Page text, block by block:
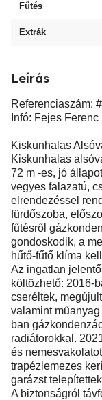
Fűtés
Extrák
Leírás
Referenciaszám:
Infó: Fejes Ferenc
Kiskunhalas
Kiskunhalas
72 m -es, jó
vegyes falazatú,
elrendezéssel
fürdőszoba,
fűtésről
gondoskodik, a
hűtő-fűtő klíma
Az ingatlan
költözhető: 2016-
cseréltek,
valamint
ban
radiátorokkal.
és
trapézlemezes
garázst
A biztonságról